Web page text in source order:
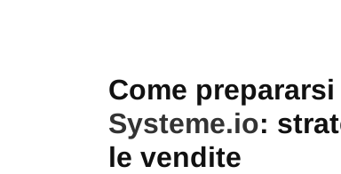
Come
Systeme.io:
le vendite